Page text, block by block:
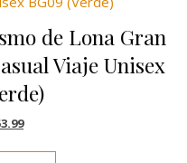
de Lona Gran
Viaje Unisex
original era: €59.00.
El precio actual es: €53.99.